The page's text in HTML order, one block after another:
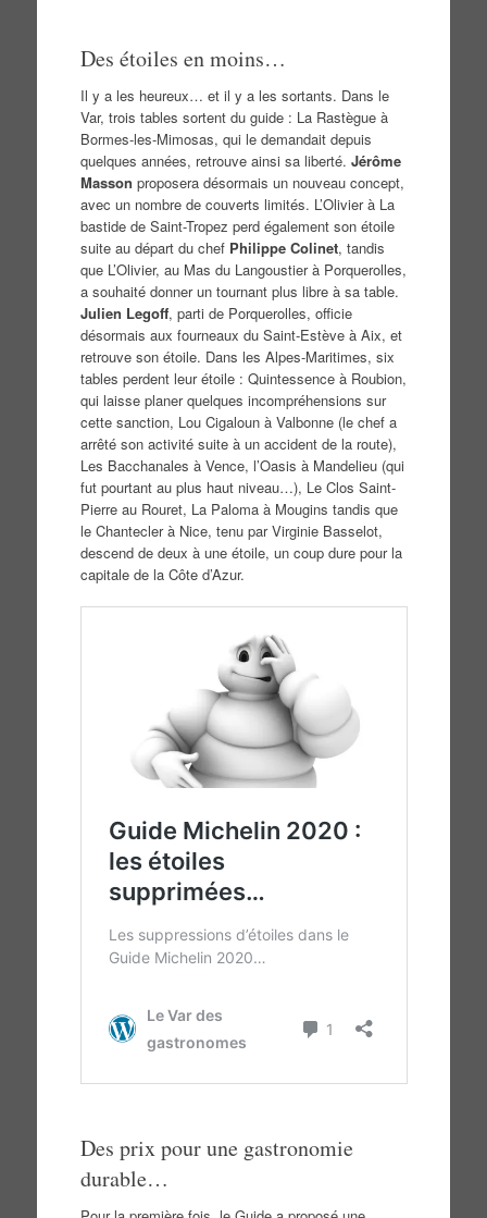
Des étoiles en moins…
Il y a les heureux… et il y a les sortants. Dans le
Var, trois tables sortent du guide : La Rastègue à
Bormes-les-Mimosas, qui le demandait depuis
quelques années, retrouve ainsi sa liberté. Jérôme
Masson proposera désormais un nouveau concept,
avec un nombre de couverts limités. L’Olivier à La
bastide de Saint-Tropez perd également son étoile
suite au départ du chef Philippe Colinet, tandis
que L’Olivier, au Mas du Langoustier à Porquerolles,
a souhaité donner un tournant plus libre à sa table.
Julien Legoff, parti de Porquerolles, officie
désormais aux fourneaux du Saint-Estève à Aix, et
retrouve son étoile. Dans les Alpes-Maritimes, six
tables perdent leur étoile : Quintessence à Roubion,
qui laisse planer quelques incompréhensions sur
cette sanction, Lou Cigaloun à Valbonne (le chef a
arrêté son activité suite à un accident de la route),
Les Bacchanales à Vence, l’Oasis à Mandelieu (qui
fut pourtant au plus haut niveau…), Le Clos Saint-
Pierre au Rouret, La Paloma à Mougins tandis que
le Chantecler à Nice, tenu par Virginie Basselot,
descend de deux à une étoile, un coup dure pour la
capitale de la Côte d’Azur.
Des prix pour une gastronomie
durable…